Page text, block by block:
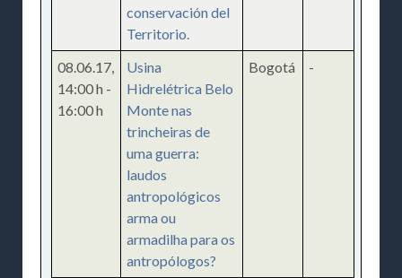
conservación del
Territorio.
08.06.17,
14:00 h -
16:00 h
Usina
Hidrelétrica Belo
Monte nas
trincheiras de
uma guerra:
laudos
antropológicos
arma ou
armadilha para os
antropólogos?
Bogotá -